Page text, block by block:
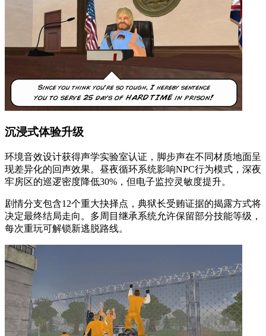
沉浸式体验升级
环境音效设计获得声学实验室认证，脚步声在不同材质地面呈
现差异化的回声效果。昼夜循环系统影响NPC行为模式，深夜
牢房区的巡逻密度降低30%，但电子监控灵敏度提升。
剧情分支包含12个重大抉择点，典狱长受贿证据的揭露方式将
决定最终结局走向。多周目继承系统允许保留部分技能等级，
每次重玩可解锁新逃脱路线。